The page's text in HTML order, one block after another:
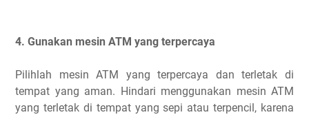
4. Gunakan mesin ATM yang terpercaya
Pilihlah mesin ATM yang terpercaya dan terletak di
tempat yang aman. Hindari menggunakan mesin ATM
yang terletak di tempat yang sepi atau terpencil, karena